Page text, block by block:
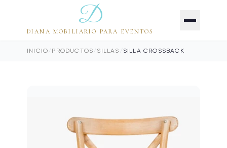
D
DIANA MOBILIARIO PARA EVENTOS
INICIO PRODUCTOS SILLAS SILLA CROSSBACK